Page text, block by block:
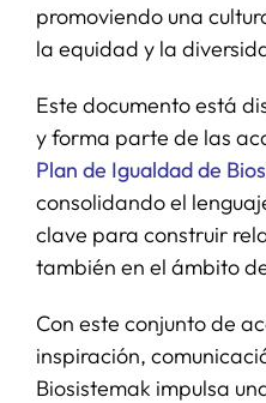
promoviendo una
la equidad y la
Este documento está
y forma parte de las
Plan de Igualdad de
consolidando el
clave para construir
también en el ámbito
Con este conjunto de
inspiración,
Biosistemak impulsa